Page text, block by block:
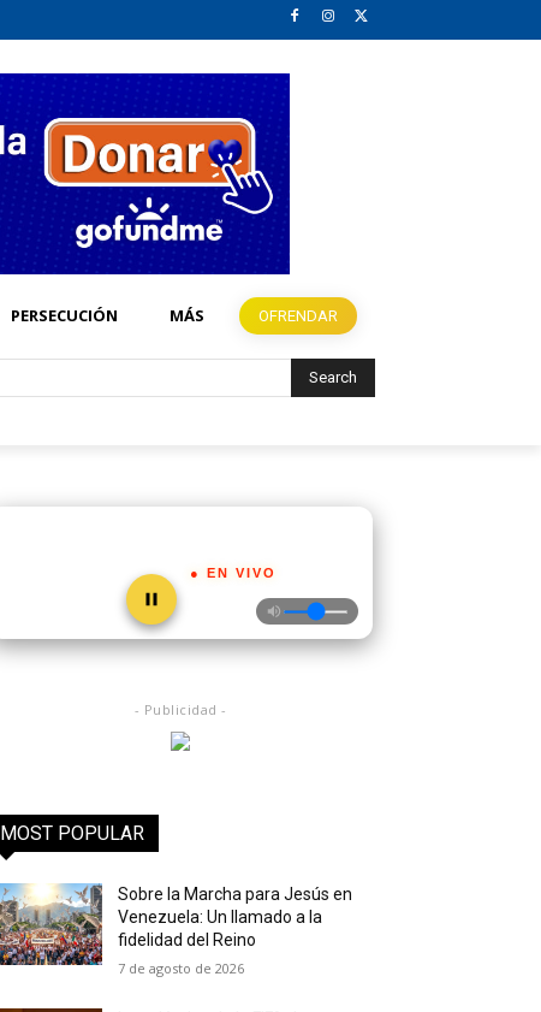
PERSECUCIÓN MÁS OFRENDAR
Search
● EN VIVO
- Publicidad -
MOST POPULAR
Sobre la Marcha para Jesús en
Venezuela: Un llamado a la
fidelidad del Reino
7 de agosto de 2026